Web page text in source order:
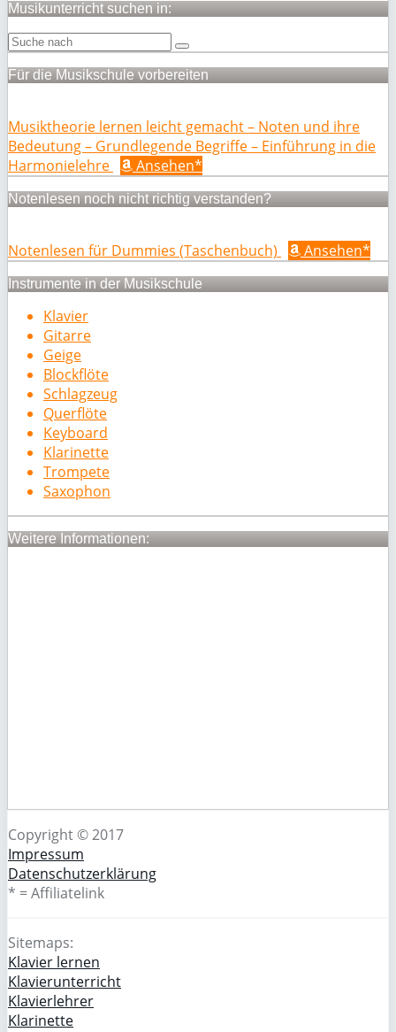
Musikunterricht suchen in:
Für die Musikschule vorbereiten
Musiktheorie lernen leicht gemacht – Noten und ihre
Bedeutung – Grundlegende Begriffe – Einführung in die
Harmonielehre
Ansehen*
Notenlesen noch nicht richtig verstanden?
Notenlesen für Dummies (Taschenbuch) Ansehen*
Instrumente in der Musikschule
Klavier
Gitarre
Geige
Blockflöte
Schlagzeug
Querflöte
Keyboard
Klarinette
Trompete
Saxophon
Weitere Informationen:
Copyright © 2017
Impressum
Datenschutzerklärung
* = Affiliatelink
Sitemaps:
Klavier lernen
Klavierunterricht
Klavierlehrer
Klarinette